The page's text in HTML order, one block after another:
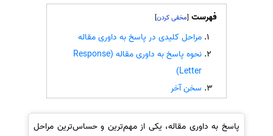
سفارش تهیه کاورلتر
سفارش انگیزه‌نامه‌SOP
فهرست [
]
مراحل کلیدی در پاسخ به داوری مقاله
نحوه پاسخ به داوری مقاله (Response
Letter)
سخن آخر
پاسخ به داوری مقاله، یکی از مهم‌ترین و حساس‌ترین مراحل